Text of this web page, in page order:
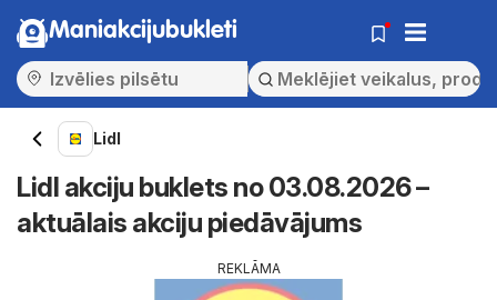
Maniakcijubukleti
Lidl
Lidl akciju buklets no 03.08.2026 –
aktuālais akciju piedāvājums
REKLĀMA